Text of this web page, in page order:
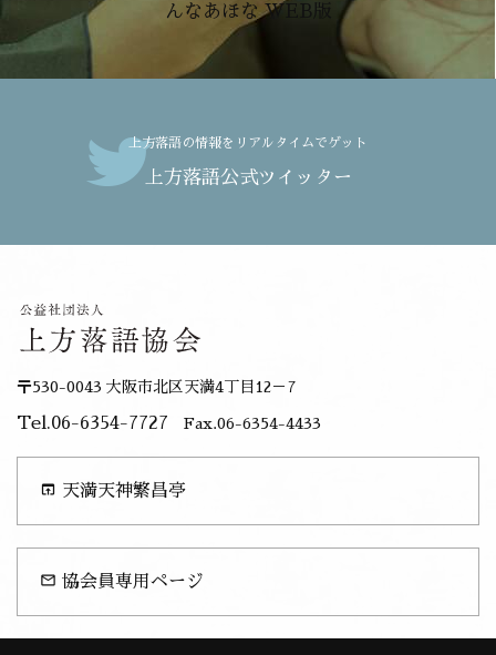
んなあほな WEB版
上方落語の情報をリアルタイムでゲット
上方落語公式ツイッター
〒530-0043 大阪市北区天満4丁目12－7
Tel.06-6354-7727 Fax.06-6354-4433
open_in_browser 天満天神繁昌亭
mail_outline 協会員専用ページ